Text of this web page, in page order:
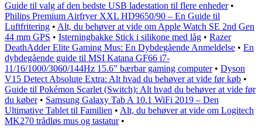
Guide til valg af den bedste USB ladestation til flere enheder•
Philips Premium Airfryer XXL HD9650/90 – En Guide til
Luftfritering • Alt, du behøver at vide om Apple Watch SE 2nd Gen
44 mm GPS • Isterningbakke Stick i silikone med låg • Razer
DeathAdder Elite Gaming Mus: En Dybdegående Anmeldelse • En
dybdegående guide til MSI Katana GF66 i7-
11/16/1000/3060/144Hz 15.6” bærbar gaming computer• Dyson
V15 Detect Absolute Extra: Alt hvad du behøver at vide før køb •
Guide til Pokémon Scarlet (Switch): Alt hvad du behøver at vide før
du køber• Samsung Galaxy Tab A 10.1 WiFi 2019 – Den
Ultimative Tablet til Familien • Alt, du behøver at vide om Logitech
MK270 trådløs mus og tastatur•